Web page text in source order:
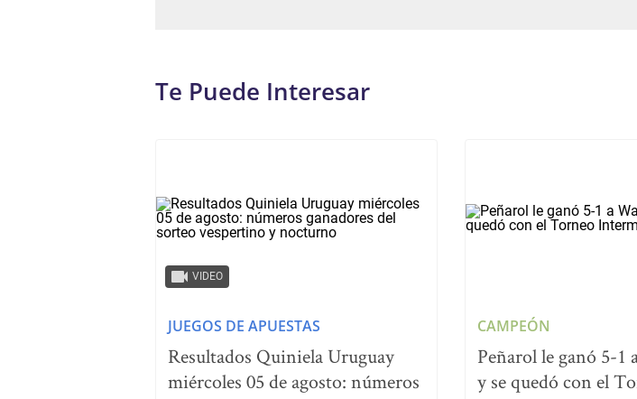
Te Puede Interesar
VIDEO
JUEGOS DE APUESTAS
Resultados Quiniela Uruguay
miércoles 05 de agosto: números
CAMPEÓN
Peñarol le ganó 5-1
y se quedó con el